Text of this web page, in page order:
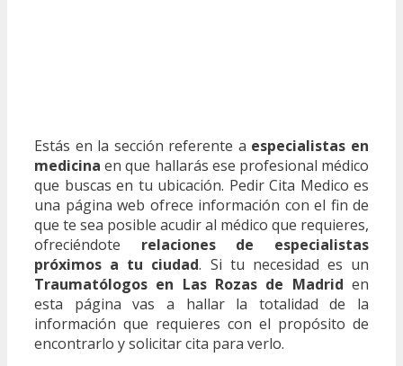
Estás en la sección referente a especialistas en
medicina en que hallarás ese profesional médico
que buscas en tu ubicación. Pedir Cita Medico es
una página web ofrece información con el fin de
que te sea posible acudir al médico que requieres,
ofreciéndote relaciones de especialistas
próximos a tu ciudad. Si tu necesidad es un
Traumatólogos en Las Rozas de Madrid en
esta página vas a hallar la totalidad de la
información que requieres con el propósito de
encontrarlo y solicitar cita para verlo.